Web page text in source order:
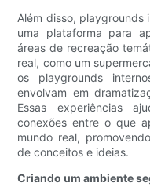
Além disso, playgrounds
uma plataforma para
áreas de recreação
real, como um
os playgrounds
envolvam em
Essas experiências
conexões entre o que
mundo real,
de conceitos e ideias.
Criando um ambiente